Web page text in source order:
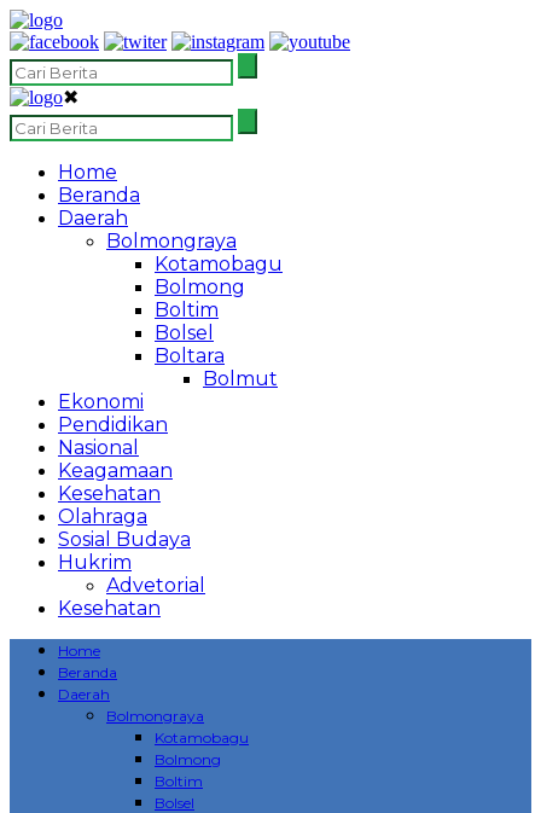
✖
Home
Beranda
Daerah
Bolmongraya
Kotamobagu
Bolmong
Boltim
Bolsel
Boltara
Bolmut
Ekonomi
Pendidikan
Nasional
Keagamaan
Kesehatan
Olahraga
Sosial Budaya
Hukrim
Advetorial
Kesehatan
Home
Beranda
Daerah
Bolmongraya
Kotamobagu
Bolmong
Boltim
Bolsel